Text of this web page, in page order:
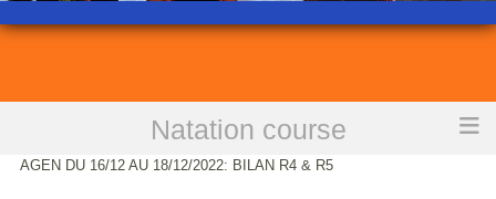
Natation course
CHAMPIONNATS REGIONNAUX HIVER JEUNES
AGEN DU 16/12 AU 18/12/2022: BILAN R4 & R5